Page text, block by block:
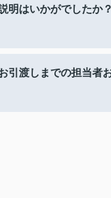
明はいかがでしたか？
引渡しまでの担当者